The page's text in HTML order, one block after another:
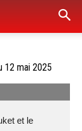
12 mai 2025
et le